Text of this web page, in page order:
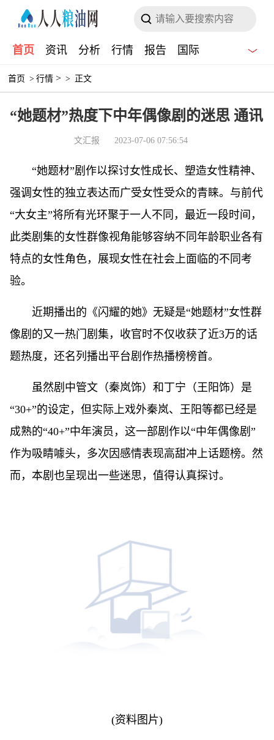
首页 资讯 分析 行情 报告 国际
首页 > 行情 > > 正文
“她题材”热度下中年偶像剧的迷思 通讯
文汇报 2023-07-06 07:56:54
“她题材”剧作以探讨女性成长、塑造女性精神、
强调女性的独立表达而广受女性受众的青睐。与前代
“大女主”将所有光环聚于一人不同，最近一段时间，
此类剧集的女性群像视角能够容纳不同年龄职业各有
特点的女性角色，展现女性在社会上面临的不同考
验。
近期播出的《闪耀的她》无疑是“她题材”女性群
像剧的又一热门剧集，收官时不仅收获了近3万的话
题热度，还名列播出平台剧作热播榜榜首。
虽然剧中管文（秦岚饰）和丁宁（王阳饰）是
“30+”的设定，但实际上戏外秦岚、王阳等都已经是
成熟的“40+”中年演员，这一部剧作以“中年偶像剧”
作为吸睛噱头，多次因感情表现高甜冲上话题榜。然
而，本剧也呈现出一些迷思，值得认真探讨。
(资料图片)